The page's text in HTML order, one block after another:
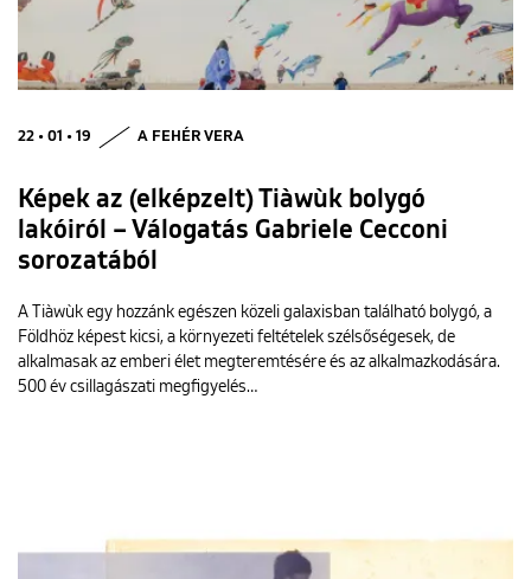
22 • 01 • 19 A FEHÉR VERA
Képek az (elképzelt) Tiàwùk bolygó
lakóiról – Válogatás Gabriele Cecconi
sorozatából
A Tiàwùk egy hozzánk egészen közeli galaxisban található bolygó, a
Földhöz képest kicsi, a környezeti feltételek szélsőségesek, de
alkalmasak az emberi élet megteremtésére és az alkalmazkodására.
500 év csillagászati ​​megfigyelés…